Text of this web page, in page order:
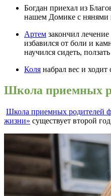
Богдан приехал из
нашем Домике с нянями
Артем закончил
избавился от боли и
научился сидеть,
Коля набрал вес и ходит
Школа приемных
Школа приемных родителей
жизни» существует второй